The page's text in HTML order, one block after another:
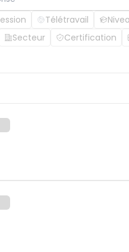
Télétravail
Secteur Certification